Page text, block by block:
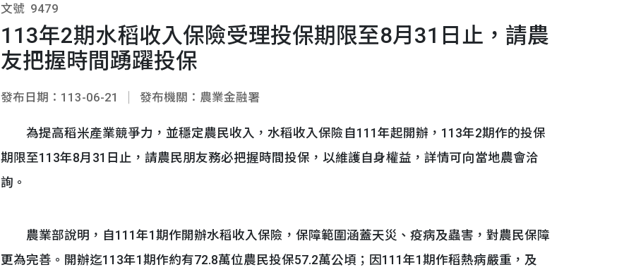
文號 9479
113年2期水稻收入保險受理投保期限至8月31日止，請農
友把握時間踴躍投保
發布日期：113-06-21 發布機關：農業金融署
為提高稻米產業競爭力，並穩定農民收入，水稻收入保險自111年起開辦，113年2期作的投保
期限至113年8月31日止，請農民朋友務必把握時間投保，以維護自身權益，詳情可向當地農會洽
詢。
農業部說明，自111年1期作開辦水稻收入保險，保障範圍涵蓋天災、疫病及蟲害，對農民保障
更為完善。開辦迄113年1期作約有72.8萬位農民投保57.2萬公頃；因111年1期作稻熱病嚴重，及